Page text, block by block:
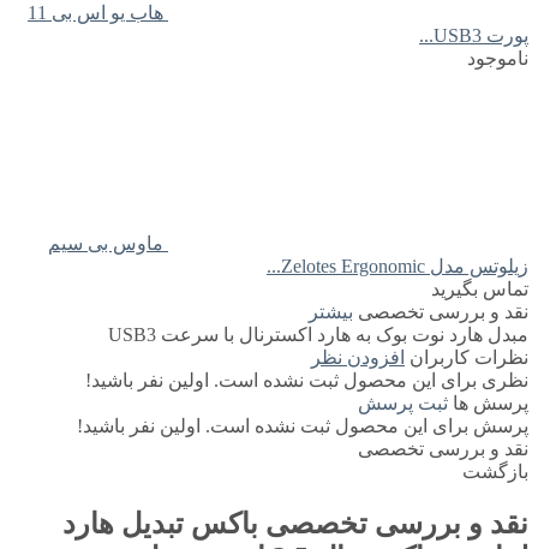
هاب یو اس بی 11
پورت USB3...
ناموجود
ماوس بی سیم
زیلوتس مدل Zelotes Ergonomic...
تماس بگیرید
نقد و بررسی تخصصی بیشتر
مبدل هارد نوت بوک به هارد اکسترنال با سرعت USB3
نظرات کاربران افزودن نظر
نظری برای این محصول ثبت نشده است. اولین نفر باشید!
پرسش ها ثبت پرسش
پرسش برای این محصول ثبت نشده است. اولین نفر باشید!
نقد و بررسی تخصصی
بازگشت
نقد و بررسی تخصصی باکس تبدیل هارد